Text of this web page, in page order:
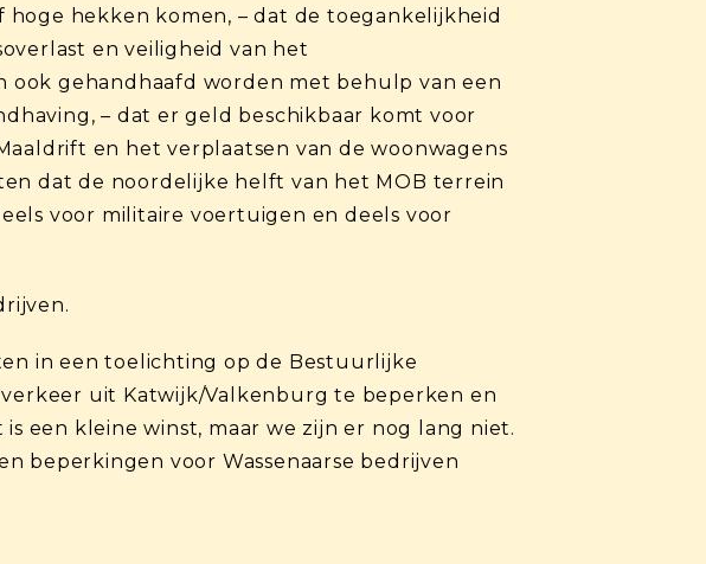
hekken komen, – dat de toegankelijkheid
en veiligheid van het
ook gehandhaafd worden met behulp van een
– dat er geld beschikbaar komt voor
en het verplaatsen van de woonwagens
dat de noordelijke helft van het MOB terrein
voor militaire voertuigen en deels voor
in een toelichting op de Bestuurlijke
uit Katwijk/Valkenburg te beperken en
een kleine winst, maar we zijn er nog lang niet.
beperkingen voor Wassenaarse bedrijven